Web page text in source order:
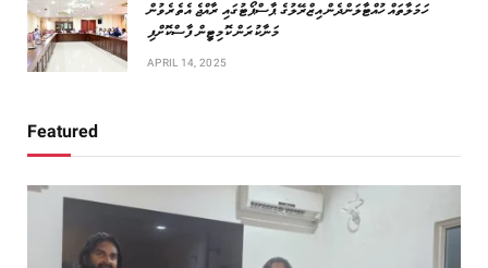
ހަމަލާތައް ހުއްޓާލަންދެން އިޒްރޭލުގެ ޕާސްޕޯޓުގައި ރާއްޖެ އެތެރެވުން
މަނާކުރަން ކޮމިޓީން ފާސްކޮށްފި
APRIL 14, 2025
Featured